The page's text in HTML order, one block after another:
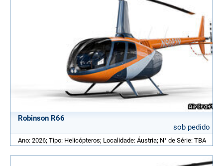
Robinson R66
sob pedido
Ano: 2026; Tipo: Helicópteros; Localidade: Áustria; N° de Série: TBA